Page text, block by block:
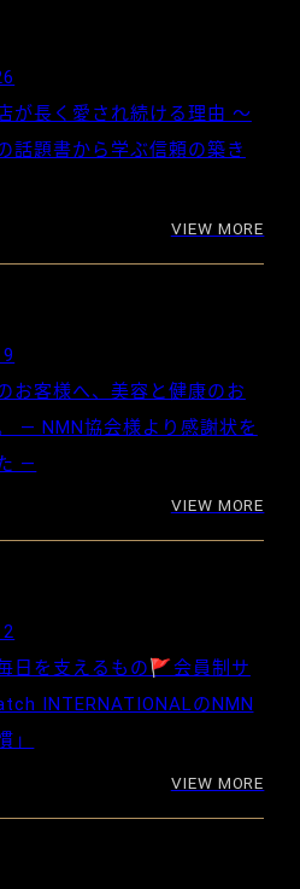
が長く愛され続ける理由 ～
話題書から学ぶ信頼の築き
VIEW MORE
お客様へ、美容と健康のお
― NMN協会様より感謝状を
―
VIEW MORE
日を支えるもの🚩会員制サ
INTERNATIONALのNMN
」
VIEW MORE